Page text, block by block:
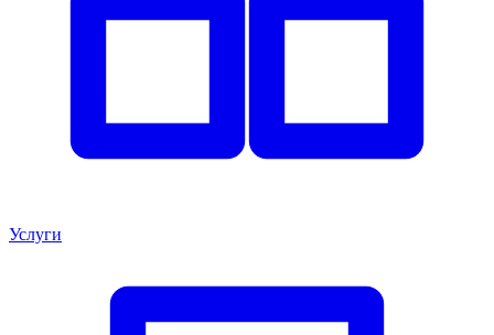
Услуги